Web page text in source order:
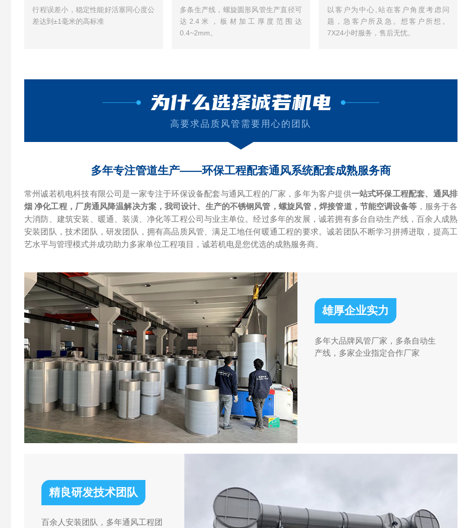
行程误差小，稳定性能好活塞同心度公
差达到±1毫米的高标准
多条生产线，螺旋圆形风管生产直径可
达2.4米，板材加工厚度范围达
0.4~2mm。
以客户为中心,站在客户角度考虑问
题，急客户所及急。想客户所想。
7X24小时服务，售后无忧。
为什么选择诚若机电
高要求品质风管需要用心的团队
多年专注管道生产——环保工程配套通风系统配套成熟服务商
常州诚若机电科技有限公司是一家专注于环保设备配套与通风工程的厂家，多年为客户提供一站式环保工程配套、通风排
烟 净化工程，厂房通风降温解决方案，我司设计、生产的不锈钢风管，螺旋风管，焊接管道，节能空调设备等 ，服务于各
大消防、建筑安装、暖通、装潢、净化等工程公司与业主单位。经过多年的发展，诚若拥有多台自动生产线，百余人成熟
安装团队，技术团队，研发团队，拥有高品质风管、满足工地任何暖通工程的要求。诚若团队不断学习拼搏进取，提高工
艺水平与管理模式并成功助力多家单位工程项目，诚若机电是您优选的成熟服务商。
雄厚企业实力
多年大品牌风管厂家，多条自动生
产线，多家企业指定合作厂家
精良研发技术团队
百余人安装团队，多年通风工程团